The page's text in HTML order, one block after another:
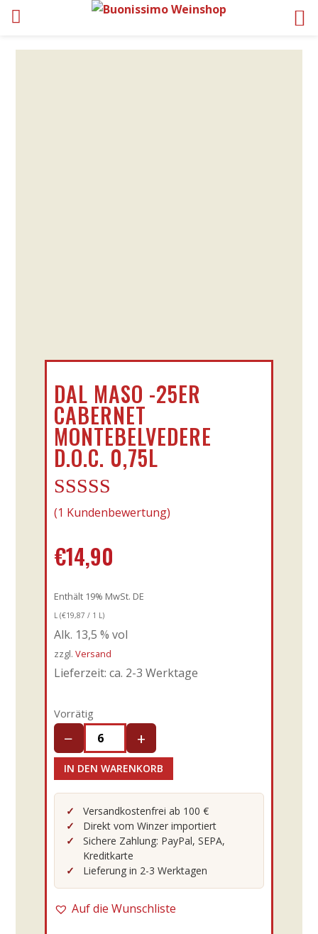
DAL MASO -25ER
CABERNET
MONTEBELVEDERE
D.O.C. 0,75L
Bewertet
von 5,
basierend
auf
Kundenbe
wertung
(1 Kundenbewertung)
€14,90
Enthält 19% MwSt. DE
L (€19,87 / 1 L)
Alk. 13,5 % vol
zzgl. Versand
Lieferzeit: ca. 2-3 Werktage
Vorrätig
DAL
MASO
-25er
Cabernet
Montebelvedere
D.O.C.
− +
IN DEN WARENKORB
Versandkostenfrei ab 100 €
Direkt vom Winzer importiert
Sichere Zahlung: PayPal, SEPA,
Kreditkarte
Lieferung in 2-3 Werktagen
Auf die Wunschliste